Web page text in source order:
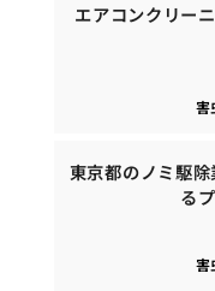
エアコンクリー
害
東京都のノミ駆
る
害